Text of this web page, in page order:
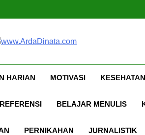
HARIAN MOTIVASI
REFERENSI BELAJAR MENULIS
PERNIKAHAN JURNALISTIK